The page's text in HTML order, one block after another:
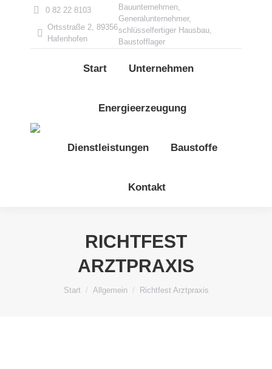
0 82 22 8103
Ortsstraße 2, 89356
Hafenhofen
Bauunternehmen,
Generalunternehmer,
schlüsselfertiger Hausbau,
Baustofflager
Start Unternehmen
Energieerzeugung
Dienstleistungen Baustoffe
Kontakt
RICHTFEST
ARZTPRAXIS
Sie befinden sich hier:
Start Allgemein Richtfest Arztpraxis